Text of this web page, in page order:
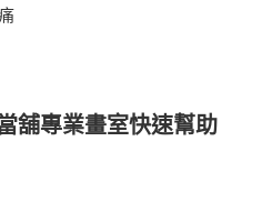
舖專業畫室快速幫助